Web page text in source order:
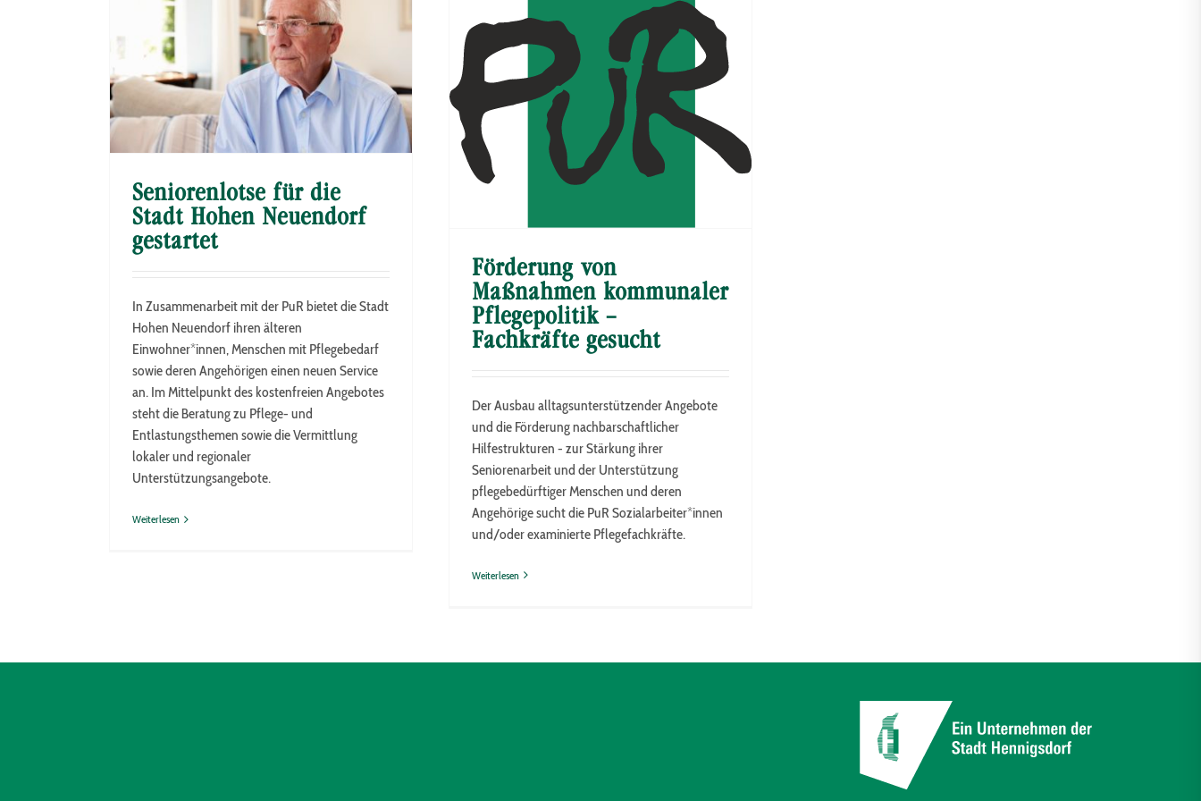
Seniorenlotse für die
Stadt Hohen Neuendorf
gestartet
In Zusammenarbeit mit der PuR bietet die Stadt
Hohen Neuendorf ihren älteren
Einwohner*innen, Menschen mit Pflegebedarf
sowie deren Angehörigen einen neuen Service
an. Im Mittelpunkt des kostenfreien Angebotes
steht die Beratung zu Pflege- und
Entlastungsthemen sowie die Vermittlung
lokaler und regionaler
Unterstützungsangebote.
Weiterlesen
Förderung von Maßnahmen kommunaler
Pflegepolitik – Fachkräfte gesucht
News & Aktuelles
STARTSEITE
Förderung von
Maßnahmen kommunaler
Pflegepolitik –
Fachkräfte gesucht
Der Ausbau alltagsunterstützender Angebote
und die Förderung nachbarschaftlicher
Hilfestrukturen - zur Stärkung ihrer
Seniorenarbeit und der Unterstützung
pflegebedürftiger Menschen und deren
Angehörige sucht die PuR Sozialarbeiter*innen
und/oder examinierte Pflegefachkräfte.
Weiterlesen